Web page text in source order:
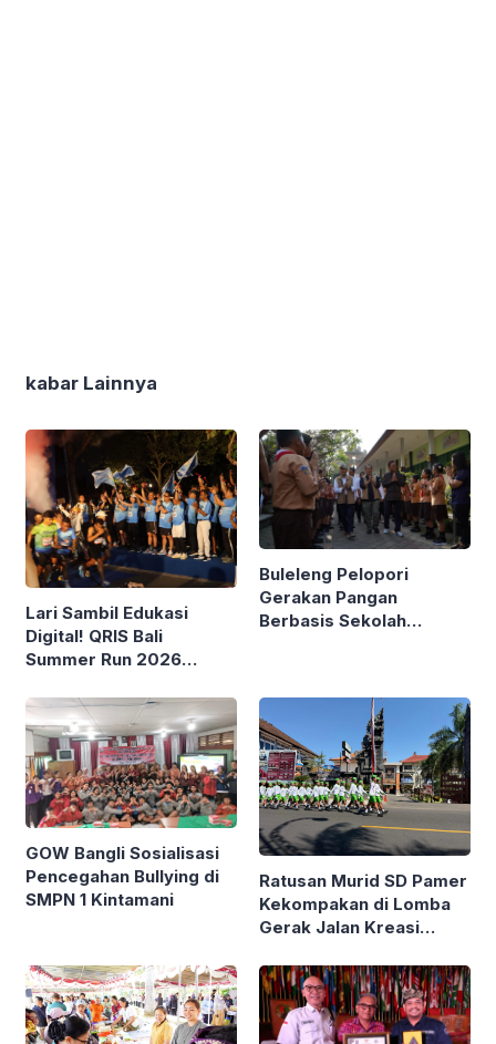
kabar Lainnya
Lari Sambil Edukasi
Digital! QRIS Bali
Summer Run 2026
Renon
Buleleng Pelopori
Gerakan Pangan
Berbasis Sekolah
GOW Bangli Sosialisasi
Pencegahan Bullying di
SMPN 1 Kintamani
Ratusan Murid SD Pamer
Kekompakan di Lomba
Gerak Jalan Kreasi